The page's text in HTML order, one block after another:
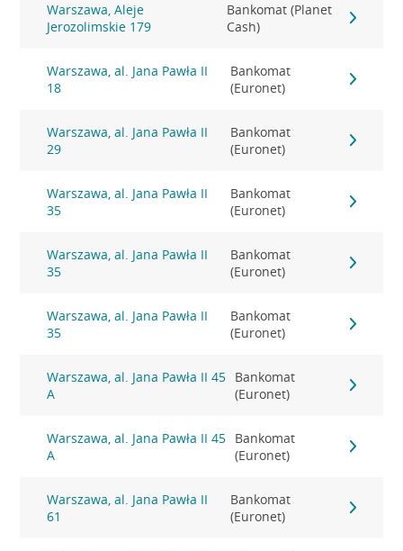
Warszawa, Aleje
Jerozolimskie 179
Bankomat (Planet
Cash)
Warszawa, al. Jana Pawła II
18
Bankomat
(Euronet)
Warszawa, al. Jana Pawła II
29
Bankomat
(Euronet)
Warszawa, al. Jana Pawła II
35
Bankomat
(Euronet)
Warszawa, al. Jana Pawła II
35
Bankomat
(Euronet)
Warszawa, al. Jana Pawła II
35
Bankomat
(Euronet)
Warszawa, al. Jana Pawła II 45
A
Bankomat
(Euronet)
Warszawa, al. Jana Pawła II 45
A
Bankomat
(Euronet)
Warszawa, al. Jana Pawła II
61
Bankomat
(Euronet)